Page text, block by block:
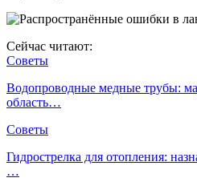
Сейчас читают:
Советы
Водопроводные медные трубы:
область…
Советы
Гидрострелка для отопления:
…